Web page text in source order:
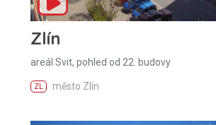
Zlín
areál Svit, pohled od 22. budovy
ZL město Zlín